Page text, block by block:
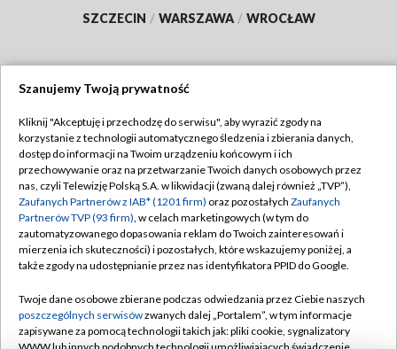
SZCZECIN / WARSZAWA / WROCŁAW
TVP
Abonament TVP
Emisja w TVP
Centrum informacji TVP
Naziemna Telewizja Cyfrowa
Rada Programowa
System NOS
Regulamin TVP
Polityka prywatności
Moje zgody
Pomoc
Kontakt
Szanujemy Twoją prywatność
Kliknij "Akceptuję i przechodzę do serwisu", aby wyrazić zgody na
korzystanie z technologii automatycznego śledzenia i zbierania danych,
dostęp do informacji na Twoim urządzeniu końcowym i ich
przechowywanie oraz na przetwarzanie Twoich danych osobowych przez
nas, czyli Telewizję Polską S.A. w likwidacji (zwaną dalej również „TVP”),
Zaufanych Partnerów z IAB* (1201 firm) oraz pozostałych Zaufanych
Partnerów TVP (93 firm), w celach marketingowych (w tym do
zautomatyzowanego dopasowania reklam do Twoich zainteresowań i
mierzenia ich skuteczności) i pozostałych, które wskazujemy poniżej, a
także zgody na udostępnianie przez nas identyfikatora PPID do Google.
Twoje dane osobowe zbierane podczas odwiedzania przez Ciebie naszych
poszczególnych serwisówzwanych dalej „Portalem”, w tym informacje
zapisywane za pomocą technologii takich jak: pliki cookie, sygnalizatory